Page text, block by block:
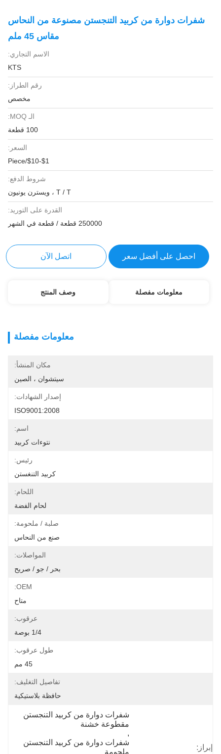
شفرات دوارة من كربيد التنجستن مصنوعة من النحاس
مقاس 45 ملم
الاسم التجاري:
KTS
رقم الطراز:
مخصص
الـ MOQ:
100 قطعة
السعر:
$1-$10/Piece
شروط الدفع:
T / T ، ويسترن يونيون
القدرة على التوريد:
250000 قطعة / قطعة في الشهر
احصل على أفضل سعر اتصل الآن
معلومات مفصلة وصف المنتج
معلومات مفصلة
مكان المنشأ:
سيتشوان ، الصين
إصدار الشهادات:
ISO9001:2008
اسم:
نتوءات كربيد
رئيس:
كربيد التنغستن
اللحام:
لحام الفضة
صلبة / ملحومة:
صنع من النحاس
المواصلات:
بحر / جو / صريح
OEM:
متاح
عرقوب:
1/4 بوصة
طول عرقوب:
45 مم
تفاصيل التغليف:
حافظة بلاستيكية
إبراز:
شفرات دوارة من كربيد التنجستن
مقطوعة خشنة
,
شفرات دوارة من كربيد التنجستن
ملحومة